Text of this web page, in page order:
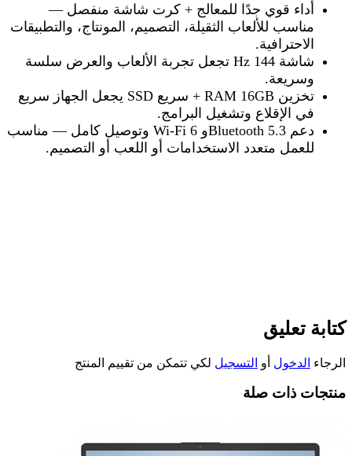
أداء قوي جدًا للمعالج + كرت شاشة منفصل —
مناسب للألعاب الثقيلة، التصميم، المونتاج، والتطبيقات
الاحترافية.
شاشة 144
تجعل تجربة الألعاب والعرض سلسة
وسريعة.
تخزين
سريع + RAM 16GB
يجعل الجهاز سريع
في الإقلاع وتشغيل البرامج.
دعم
وBluetooth 5.3
وتوصيل كامل — مناسب
للعمل متعدد الاستخدامات أو اللعب أو التصميم.
كتابة تعليق
الرجاء الدخول أو التسجيل لكي تتمكن من تقييم المنتج
منتجات ذات صلة